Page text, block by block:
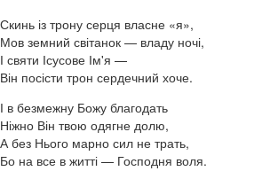
Скинь із трону серця власне «я»,
Мов земний світанок — владу ночі,
І святи Ісусове Ім'я —
Він посісти трон сердечний хоче.
І в безмежну Божу благодать
Ніжно Він твою одягне долю,
А без Нього марно сил не трать,
Бо на все в житті — Господня воля.